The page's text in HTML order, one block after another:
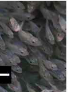
JOURNAL